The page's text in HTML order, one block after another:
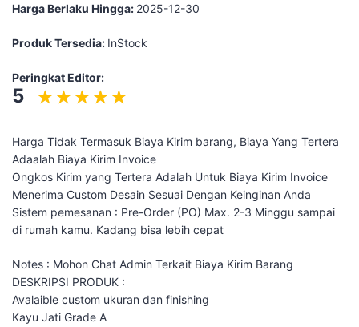
Harga Berlaku Hingga: 2025-12-30
Produk Tersedia: InStock
Peringkat Editor:
5
Harga Tidak Termasuk Biaya Kirim barang, Biaya Yang Tertera
Adaalah Biaya Kirim Invoice
Ongkos Kirim yang Tertera Adalah Untuk Biaya Kirim Invoice
Menerima Custom Desain Sesuai Dengan Keinginan Anda
Sistem pemesanan : Pre-Order (PO) Max. 2-3 Minggu sampai
di rumah kamu. Kadang bisa lebih cepat
Notes : Mohon Chat Admin Terkait Biaya Kirim Barang
DESKRIPSI PRODUK :
Avalaible custom ukuran dan finishing
Kayu Jati Grade A